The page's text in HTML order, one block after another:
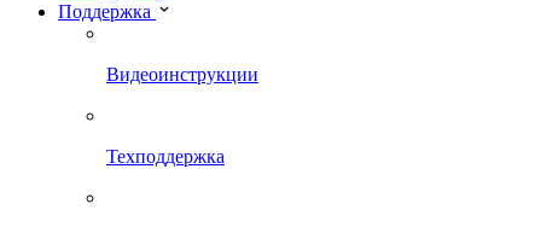
Поддержка
Видеоинструкции
Техподдержка